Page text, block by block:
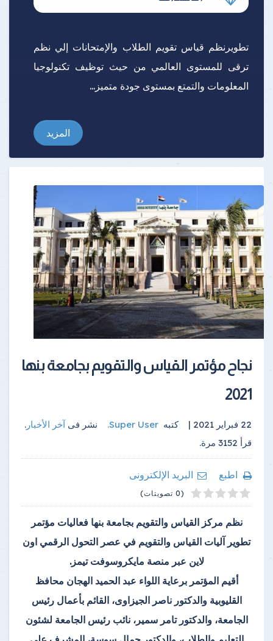
تطويرنظم قياس تقويم الطلاب والإمتحانات إلي نظم
ترقى للمستوى العالمي من حيث توظيف تكنولوجيا
المعلومات والتمتع بمستوى جودة متميز...
المزيد
نجاح مؤتمر القياس والتقويم بجامعة بنها
2021
22 فبراير 2021 | كتبه Super User
. نشر فىآخر الأخبار .
قرأ 3152 مرة.
اطبع
البريد الإلكترونى
1
2
3
4
5 (0 تصويتات)
نظم مركز القياس والتقويم بجامعة بنها فعاليات مؤتمر
تطوير آليات القياس والتقويم في عصر التحول الرقمي اون
لاين عبر منصة مايكروسوفت تيمز.
أقيم المؤتمر برعاية اللواء عبد الحميد الهجان محافظ
القليوبية والدكتور ناصر الجيزاوى، القائم بأعمال رئيس
الجامعة، والدكتور تامر سمير، نائب رئيس الجامعة لشئون